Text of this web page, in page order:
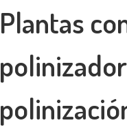
Plantas